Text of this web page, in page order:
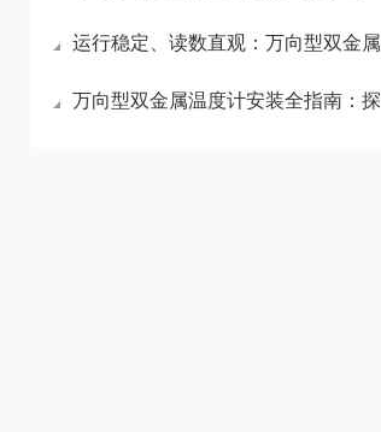
运行稳定、读数直观：万向型双金属温度计，为何成为暖通、化工、电力行业的测温标配？
万向型双金属温度计安装全指南：探杆长度、万向角度、密封方式，一步选对不返工